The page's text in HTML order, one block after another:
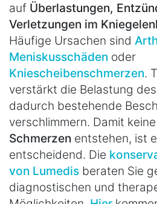
auf Überlastungen,
Verletzungen im
Häufige Ursachen sind
Meniskusschäden oder
Kniescheibenschmerzen.
verstärkt die Belastung
dadurch bestehende
verschlimmern. Damit keine
Schmerzen entstehen, ist
entscheidend. Die
von Lumedis beraten Sie
diagnostischen und